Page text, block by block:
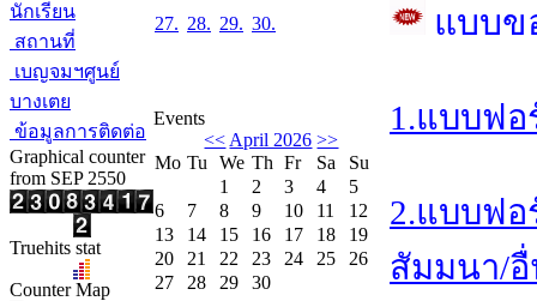
นักเรียน
สถานที่
เบญจมฯศูนย์
บางเตย
ข้อมูลการติดต่อ
Graphical counter
from SEP 2550
Truehits stat
Counter Map
27. 28. 29. 30.
Events
<< April 2026 >>
Mo Tu We Th Fr Sa
Su
1
2 3 4
5
6
7 8 9 10 11
12
13
14 15 16 17 18
19
20
21 22 23 24 25
26
27
28 29 30
แบบข
1.แบบฟ
2.แบบฟ
สัมมนา/